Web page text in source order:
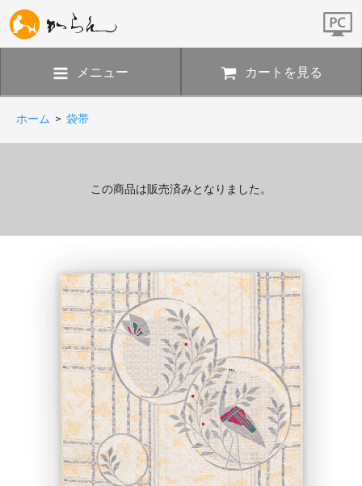
メニュー カートを見る
ホーム > 袋帯
この商品は販売済みとなりました。